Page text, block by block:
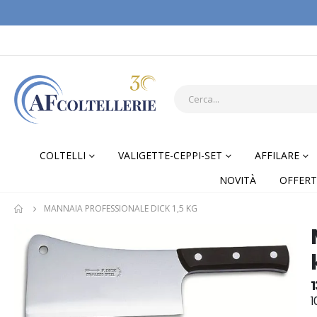
COLTELLI VALIGETTE-CEPPI-SET AFFILARE
NOVITÀ
MANNAIA PROFESSIONALE DICK 1,5 KG
the
end
Skip